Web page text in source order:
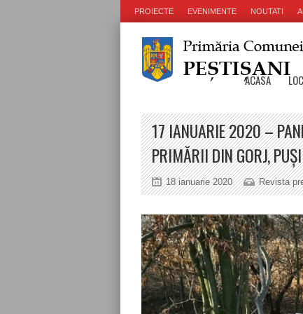
PROIECTE EVENIMENTE NOUTATI
ACASA
17 IANUARIE 2020 –
PRIMĂRII DIN GORJ,
18 ianuarie 2020 Revista